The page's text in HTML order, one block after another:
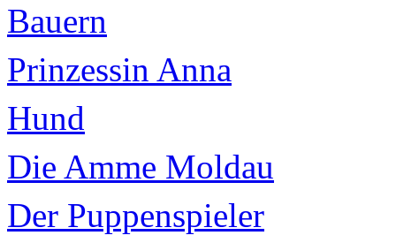
Bauern
Prinzessin Anna
Hund
Die Amme Moldau
Der Puppenspieler